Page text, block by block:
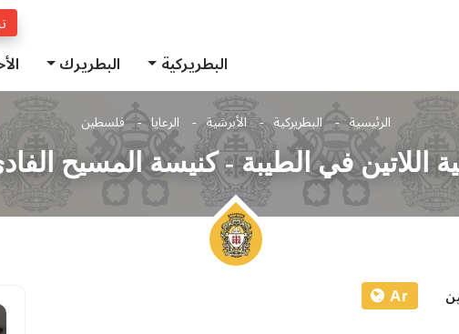
البطريركية
البطريرك
الرئيسية البطريركية الأبرشية الرعايا فلسطين
اللاتين في الطيبة - كنيسة المسيح
Ar